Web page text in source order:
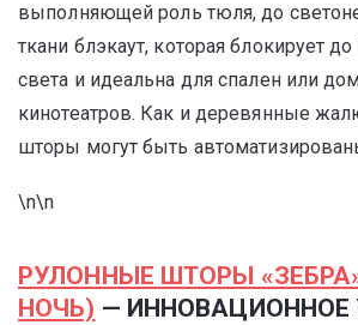
выполняющей роль тюля, до
ткани блэкаут, которая блокирует
света и идеальна для спален или
кинотеатров. Как и деревянные
шторы могут быть
\n\n
РУЛОННЫЕ ШТОРЫ
НОЧЬ) — ИННОВАЦИОННОЕ